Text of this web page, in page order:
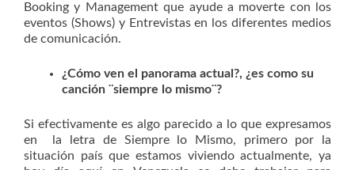
Booking y Management que ayude a moverte con los
eventos (Shows) y Entrevistas en los diferentes medios
de comunicación.
¿Cómo ven el panorama actual?, ¿es como su
canción ¨siempre lo mismo¨?
Si efectivamente es algo parecido a lo que expresamos
en la letra de Siempre lo Mismo, primero por la
situación país que estamos viviendo actualmente, ya